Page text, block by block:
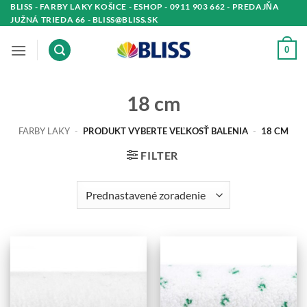
Skip
to
BLISS - FARBY LAKY KOŠICE - ESHOP - 0911 903 662 - PREDAJŇA
JUŽNÁ TRIEDA 66 - BLISS@BLISS.SK
0
18 cm
FARBY LAKY - PRODUKT VYBERTE VEĽKOSŤ BALENIA - 18 CM
FILTER